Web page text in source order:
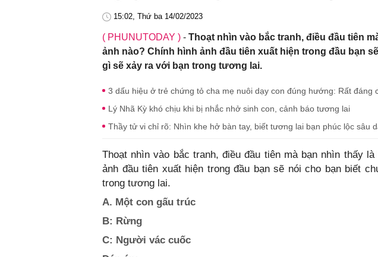
15:02, Thứ ba 14/02/2023
( PHUNUTODAY ) - Thoạt nhìn vào bắc tranh, điều đầu tiên
ảnh nào? Chính hình ảnh đầu tiên xuất hiện trong đầu bạn
gì sẽ xảy ra với bạn trong tương lai.
3 dấu hiệu ở trẻ chứng tỏ cha mẹ nuôi dạy con đúng hướng: Rất đáng
Lý Nhã Kỳ khó chịu khi bị nhắc nhở sinh con, cảnh báo tương lai
Thầy tử vi chỉ rõ: Nhìn khe hở bàn tay, biết tương lai bạn phúc lộc sâu
Thoạt nhìn vào bắc tranh, điều đầu tiên mà bạn nhìn thấy
ảnh đầu tiên xuất hiện trong đầu bạn sẽ nói cho bạn biết
trong tương lai.
A. Một con gấu trúc
B: Rừng
C: Người vác cuốc